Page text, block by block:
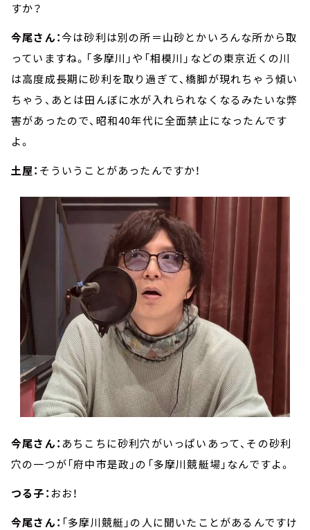
すか？
今尾さん：今は砂利は別の所＝山砂とかいろんな所から取
っていますね。「多摩川」や「相模川」などの東京近くの川
は高度成長期に砂利を取り過ぎて、橋脚が現れちゃう傾い
ちゃう、あとは田んぼに水が入れられなくなるみたいな弊
害があったので、昭和40年代に全面禁止になったんです
よ。
土屋： そういうことがあったんですか！
今尾さん： あちこちに砂利穴がいっぱいあって、その砂利
穴の一つが「府中市是政」の「多摩川競艇場」なんですよ。
つる子： おお！
今尾さん： 「多摩川競艇」の人に聞いたことがあるんですけ